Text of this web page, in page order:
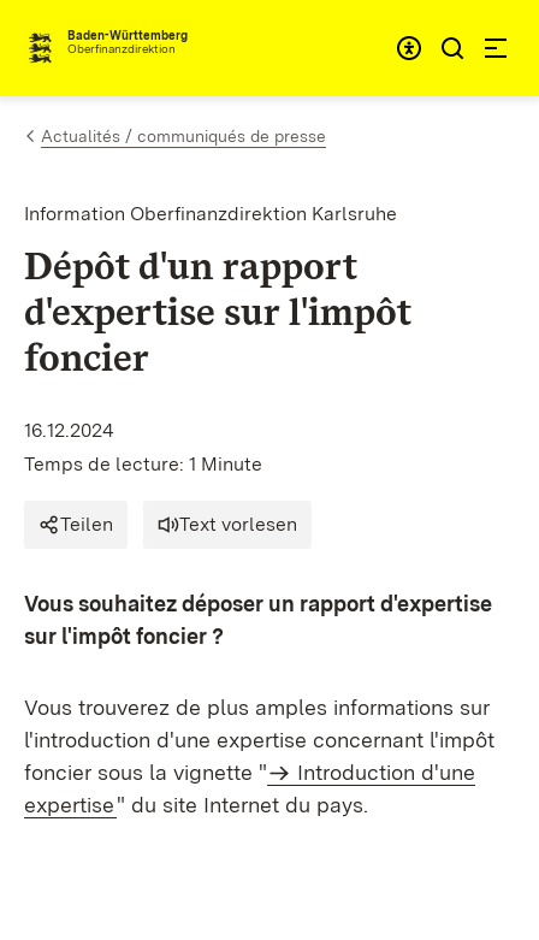
Passer au contenu
Baden-Württemberg
Oberfinanzdirektion
Actualités / communiqués de presse
Information Oberfinanzdirektion Karlsruhe
Dépôt d'un rapport
d'expertise sur l'impôt
foncier
16.12.2024
Temps de lecture: 1 Minute
Teilen Text vorlesen
Vous souhaitez déposer un rapport d'expertise
sur l'impôt foncier ?
Vous trouverez de plus amples informations sur
l'introduction d'une expertise concernant l'impôt
foncier sous la vignette "
Introduction d'une
expertise" du site Internet du pays.